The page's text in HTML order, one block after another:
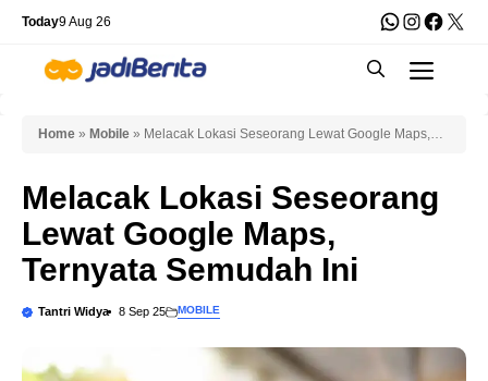
Skip
content
Today9 Aug 26 WhatsApp
X
Home » Mobile » Melacak Lokasi Seseorang Lewat Google Maps,
Melacak Lokasi Seseorang
Lewat Google Maps,
Ternyata Semudah Ini
Tantri Widya 8 Sep 25 MOBILE